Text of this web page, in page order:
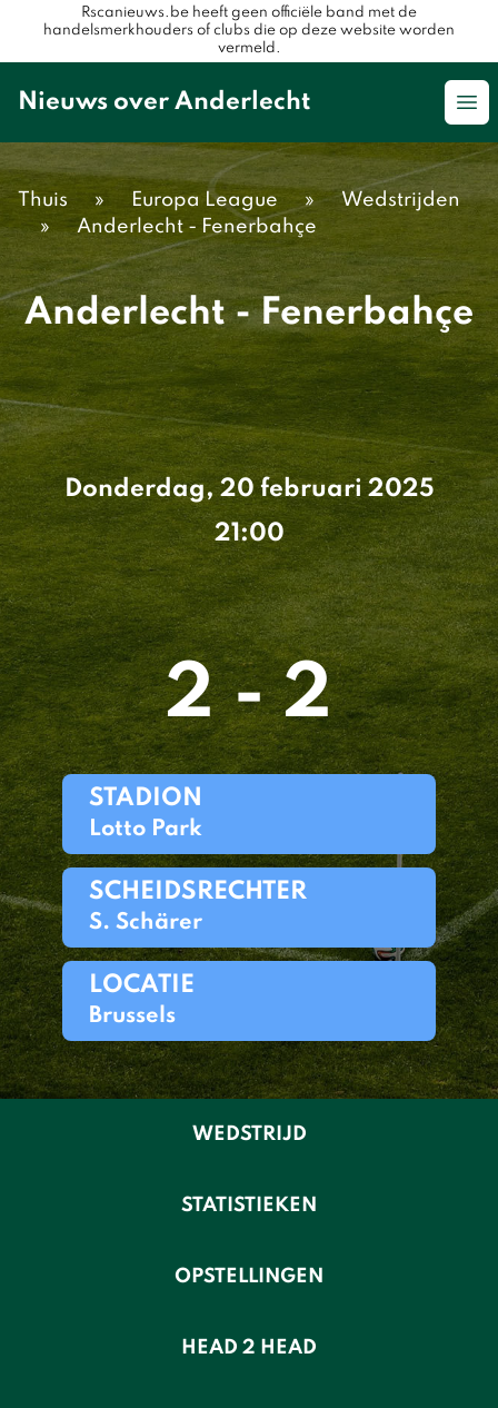
Rscanieuws.be heeft geen officiële band met de
handelsmerkhouders of clubs die op deze website worden
vermeld.
Nieuws over Anderlecht
Thuis » Europa League »
Wedstrijden
»
Anderlecht - Fenerbahçe
Anderlecht - Fenerbahçe
Donderdag, 20 februari 2025
21:00
2 - 2
STADION
Lotto Park
SCHEIDSRECHTER
S. Schärer
LOCATIE
Brussels
WEDSTRIJD
STATISTIEKEN
OPSTELLINGEN
HEAD 2 HEAD